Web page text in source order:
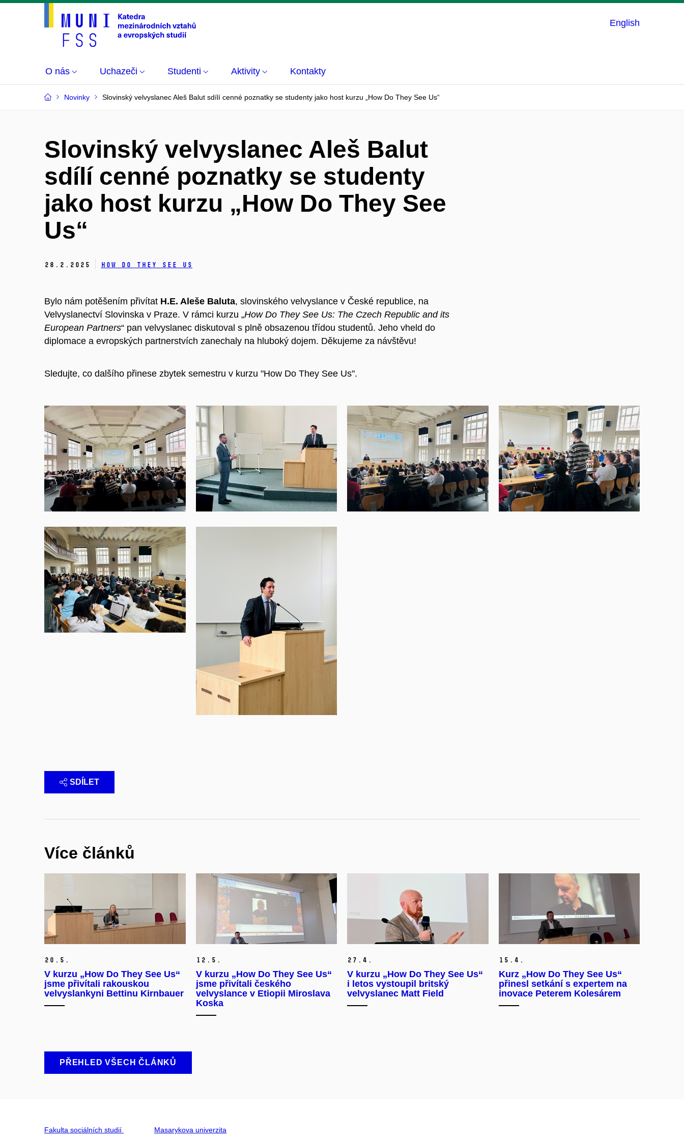
English
O nás Uchazeči Studenti Aktivity Kontakty
Novinky Slovinský velvyslanec Aleš Balut sdílí cenné poznatky se studenty jako host kurzu „How Do They See Us“
Slovinský velvyslanec Aleš Balut
sdílí cenné poznatky se studenty
jako host kurzu „How Do They See
Us“
28. 2. 2025 How Do They See Us
Bylo nám potěšením přivítat H.E. Aleše Baluta, slovinského velvyslance v České republice, na
Velvyslanectví Slovinska v Praze. V rámci kurzu „How Do They See Us: The Czech Republic and its
European Partners“ pan velvyslanec diskutoval s plně obsazenou třídou studentů. Jeho vheld do
diplomace a evropských partnerstvích zanechaly na hluboký dojem. Děkujeme za návštěvu!
Sledujte, co dalšího přinese zbytek semestru v kurzu "How Do They See Us".
SDÍLET
Více článků
20. 5.
V kurzu „How Do They See Us“
jsme přivítali rakouskou
velvyslankyni Bettinu Kirnbauer
12. 5.
V kurzu „How Do They See Us“
jsme přivítali českého
velvyslance v Etiopii Miroslava
Koska
27. 4.
V kurzu „How Do They See Us“
i letos vystoupil britský
velvyslanec Matt Field
15. 4.
Kurz „How Do They See Us“
přinesl setkání s expertem na
inovace Peterem Kolesárem
PŘEHLED VŠECH ČLÁNKŮ
Fakulta sociálních studií Masarykova univerzita